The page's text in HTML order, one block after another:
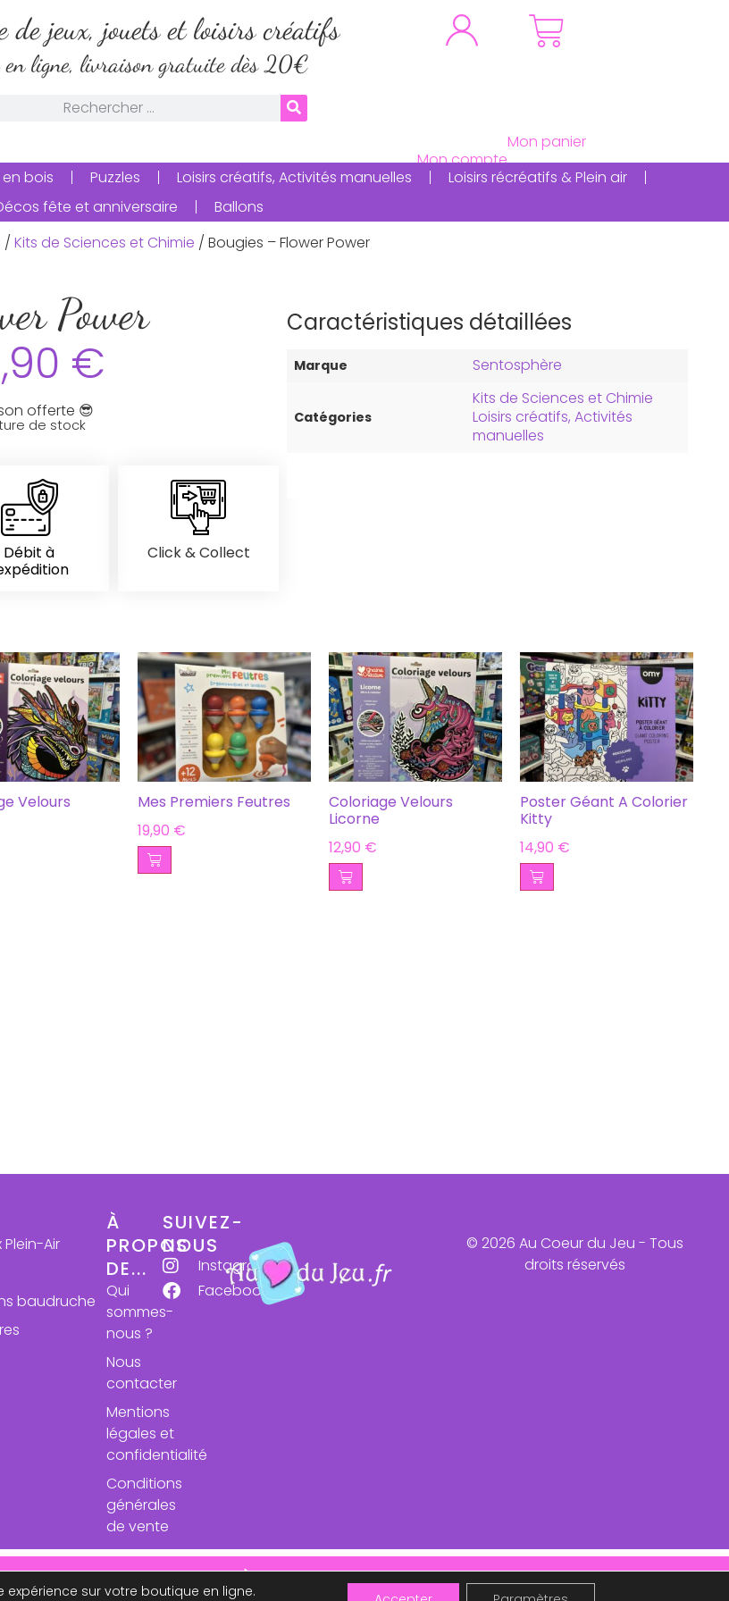
de jeux, jouets et loisirs créatifs
ligne, livraison gratuite dès 20€
bois Puzzles Loisirs créatifs, Activités manuelles
Loisirs récréatifs & Plein air
fête et anniversaire
Ballons
/Kits de Sciences et Chimie / Bougies – Flower Power
Power
€
offerte 😎
de stock
Débit à
Click & Collect
Caractéristiques détaillées
Marque Sentosphère
Catégories
Kits de Sciences et Chimie
Loisirs créatifs, Activités
manuelles
Velours
Mes Premiers Feutres
19,90 €
Coloriage Velours
Licorne
12,90 €
Poster Géant A Colorier
Kitty
14,90 €
Air
baudruche
À
PROPOS
DE...
Qui
sommes-
nous ?
Nous
contacter
Mentions
légales et
confidentialité
Conditions
générales
de vente
SUIVEZ-
NOUS
Instagram
Facebook
© 2026 Au Coeur du Jeu - Tous
droits réservés
le 24 aout. À très bientôt !
sur votre boutique en ligne.